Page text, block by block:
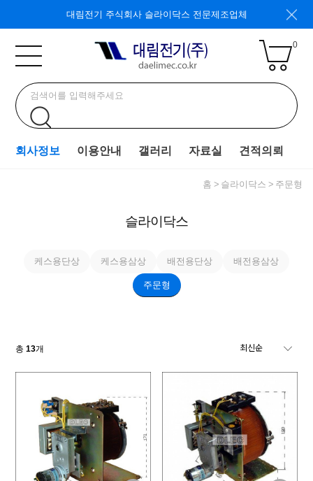
대림전기 주식회사 슬라이닥스 전문제조업체
0
회사정보 이용안내 갤러리 자료실 견적의뢰
홈 슬라이닥스 주문형
슬라이닥스
케스용단상 케스용삼상 배전용단상 배전용삼상
주문형
총13개